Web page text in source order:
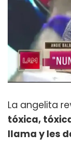
La angelita
tóxica,
llama y les